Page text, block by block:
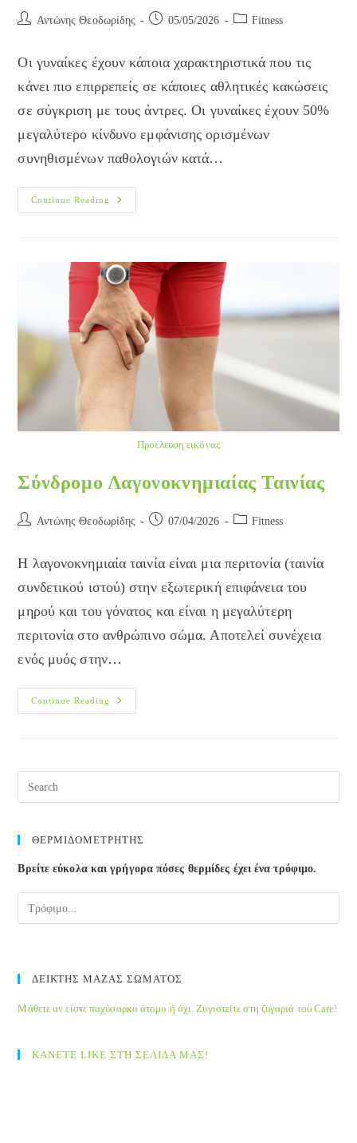
Post Αντώνης Θεοδωρίδης
Post 05/05/2026
PostFitness
Οι γυναίκες έχουν κάποια χαρακτηριστικά που τις
κάνει πιο επιρρεπείς σε κάποιες αθλητικές κακώσεις
σε σύγκριση με τους άντρες. Οι γυναίκες έχουν 50%
μεγαλύτερο κίνδυνο εμφάνισης ορισμένων
συνηθισμένων παθολογιών κατά…
Continue Reading
Επίδραση
Του
Αθλητικές
Κακώσεις
Προέλευση εικόνας
Σύνδρομο Λαγονοκνημιαίας Ταινίας
Post Αντώνης Θεοδωρίδης
Post 07/04/2026
PostFitness
Η λαγονοκνημιαία ταινία είναι μια περιτονία (ταινία
συνδετικού ιστού) στην εξωτερική επιφάνεια του
μηρού και του γόνατος και είναι η μεγαλύτερη
περιτονία στο ανθρώπινο σώμα. Αποτελεί συνέχεια
ενός μυός στην…
Continue Reading
Σύνδρομο
Λαγονοκνημιαίας
ΘΕΡΜΙΔΟΜΕΤΡΗΤΗΣ
Βρείτε εύκολα και γρήγορα πόσες θερμίδες έχει ένα τρόφιμο.
ΔΕΙΚΤΗΣ ΜΑΖΑΣ ΣΩΜΑΤΟΣ
Μάθετε αν είστε παχύσαρκο άτομο ή όχι. Ζυγιστείτε στη ζυγαριά του Care!
ΚΑΝΕΤΕ LIKE ΣΤΗ ΣΕΛΙΔΑ ΜΑΣ!